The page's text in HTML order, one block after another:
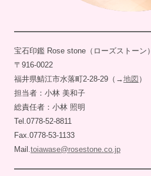
宝石印鑑 Rose stone（ローズストーン）
〒916-0022
福井県鯖江市水落町2-28-29（→地図 ）
担当者：小林 美和子
総責任者：小林 照明
Tel.0778-52-8811
Fax.0778-53-1133
Mail.toiawase@rosestone.co.jp